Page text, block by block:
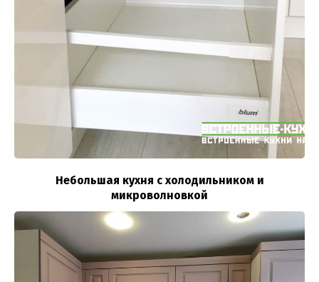
Небольшая кухня с холодильником и
микроволновкой